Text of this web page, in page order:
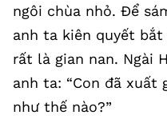
ngôi chùa nhỏ. Để
anh ta kiên quyết
rất là gian nan. Ngài
anh ta: “Con đã
như thế nào?”